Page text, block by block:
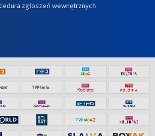
zgłoszeń wewnętrznych